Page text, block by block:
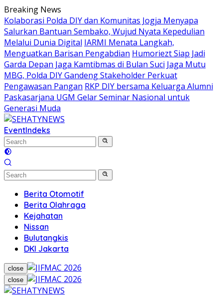
Skip
to
content
Breaking News
Kolaborasi Polda DIY dan Komunitas Jogja Menyapa
Salurkan Bantuan Sembako, Wujud Nyata Kepedulian
Melalui Dunia Digital IARMI Menata Langkah,
Menguatkan Barisan Pengabdian Humoriezt Siap Jadi
Garda Depan Jaga Kamtibmas di Bulan Suci Jaga Mutu
MBG, Polda DIY Gandeng Stakeholder Perkuat
Pengawasan Pangan RKP DIY bersama Keluarga Alumni
Paskasarjana UGM Gelar Seminar Nasional untuk
Generasi Muda
EventIndeks
Berita Otomotif
Berita Olahraga
Kejahatan
Nissan
Bulutangkis
DKI Jakarta
close
close